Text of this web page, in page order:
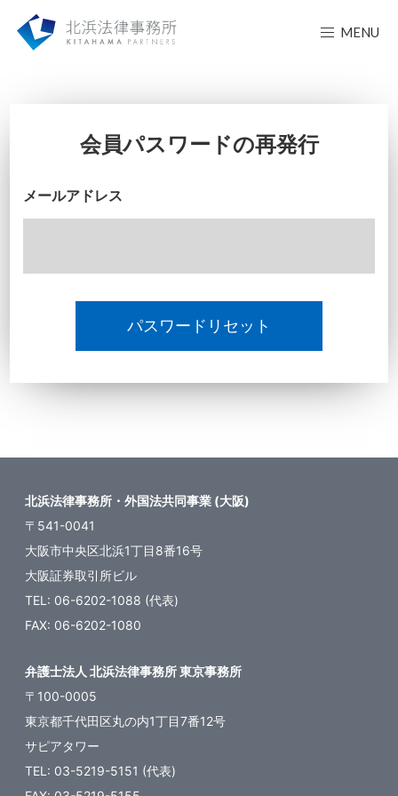
MENU
会員パスワードの再発行
メールアドレス
北浜法律事務所・外国法共同事業 (大阪)
〒541-0041
大阪市中央区北浜1丁目8番16号
大阪証券取引所ビル
TEL: 06-6202-1088 (代表)
FAX: 06-6202-1080
弁護士法人 北浜法律事務所 東京事務所
〒100-0005
東京都千代田区丸の内1丁目7番12号
サピアタワー
TEL: 03-5219-5151 (代表)